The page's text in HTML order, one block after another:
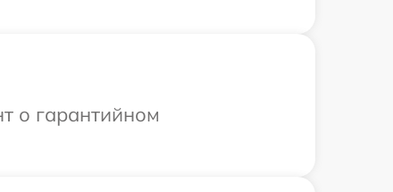
о гарантийном